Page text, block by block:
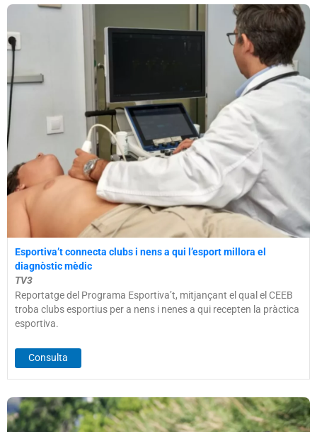
Esportiva’t connecta clubs i nens a qui l’esport millora el
diagnòstic mèdic
TV3
Reportatge del Programa Esportiva’t, mitjançant el qual el CEEB
troba clubs esportius per a nens i nenes a qui recepten la pràctica
esportiva.
Consulta